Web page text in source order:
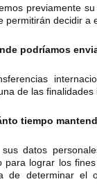
previamente
permitirán decidir a
podríamos
de las finalidades
tiempo
datos
para lograr los
de determinar el